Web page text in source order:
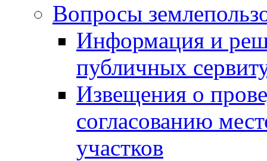
Вопросы
Информация и
публичных
Извещения о
согласованию
участков